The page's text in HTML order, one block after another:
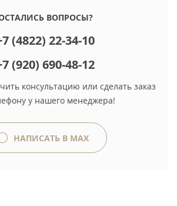
ВОПРОСЫ?
(4822) 22-34-10
(920) 690-48-12
консультацию или сделать заказ
у нашего менеджера!
НАПИСАТЬ В MAX